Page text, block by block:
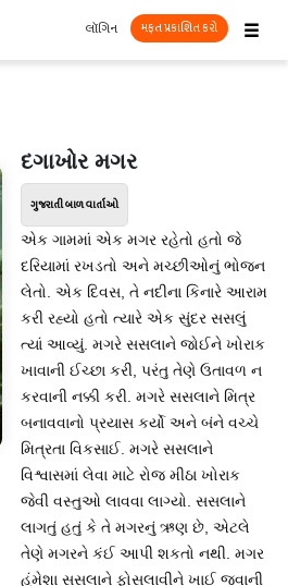
☰
લૉગિન મફત પ્રકાશિત કરો
દગાખોર મગર
ગુજરાતી બાળ વાર્તાઓ
એક ગામમાં એક મગર રહેતો હતો જે
દરિયામાં રખડતો અને મચ્છીઓનું ભોજન
લેતો. એક દિવસ, તે નદીના કિનારે આરામ
કરી રહ્યો હતો ત્યારે એક સુંદર સસલું
ત્યાં આવ્યું. મગરે સસલાને જોઈને ખોરાક
ખાવાની ઈચ્છા કરી, પરંતુ તેણે ઉતાવળ ન
કરવાની નક્કી કરી. મગરે સસલાને મિત્ર
બનાવવાનો પ્રયાસ કર્યો અને બંને વચ્ચે
મિત્રતા વિકસાઈ. મગરે સસલાને
વિશ્વાસમાં લેવા માટે રોજ મીઠા ખોરાક
જેવી વસ્તુઓ લાવવા લાગ્યો. સસલાને
લાગતું હતું કે તે મગરનું ઋણ છે, એટલે
તેણે મગરને કંઈ આપી શકતો નથી. મગર
હંમેશા સસલાને ફોસલાવીને ખાઈ જવાની